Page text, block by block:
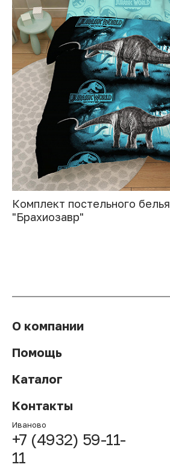
Комплект постельного белья
"Брахиозавр"
О компании
Помощь
Каталог
Контакты
Иваново
+7 (4932) 59-11-
11